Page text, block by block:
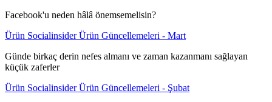
Facebook'u neden hâlâ önemsemelisin?
Ürün Socialinsider Ürün Güncellemeleri - Mart
Günde birkaç derin nefes almanı ve zaman kazanmanı sağlayan
küçük zaferler
Ürün Socialinsider Ürün Güncellemeleri - Şubat